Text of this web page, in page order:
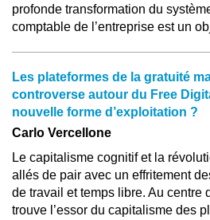
profonde transformation du
comptable de l’entreprise est un
Les plateformes de la gratuité
controverse autour du Free
nouvelle forme d’exploitation ?
Carlo Vercellone
Le capitalisme cognitif et la
allés de pair avec un effritement
de travail et temps libre. Au centre
trouve l’essor du capitalisme des